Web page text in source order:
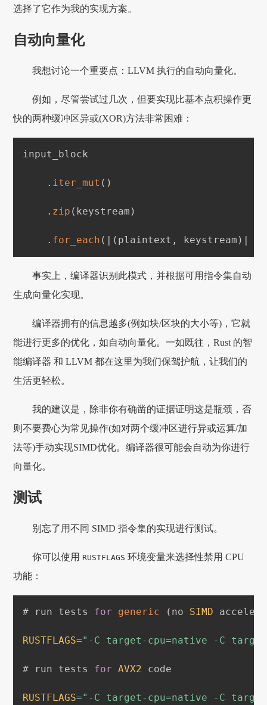
选择了它作为我的实现方案。
自动向量化
我想讨论一个重要点：LLVM 执行的自动向量化。
例如，尽管尝试过几次，但要实现比基本点积操作更
快的两种缓冲区异或(XOR)方法非常困难：
input_block
. iter_mut ( )
. zip ( keystream )
. for_each ( | ( plaintext , keystream ) |
事实上，编译器识别此模式，并根据可用指令集自动
生成向量化实现。
编译器拥有的信息越多(例如块/区块的大小等)，它就
能进行更多的优化，如自动向量化。一如既往，Rust 的智
能编译器 和 LLVM 都在这里为我们保驾护航，让我们的
生活更轻松。
我的建议是，除非你有确凿的证据证明这是瓶颈，否
则不要费心为常见操作(如对两个缓冲区进行异或运算/加
法等)手动实现SIMD优化。编译器很可能会自动为你进行
向量化。
测试
别忘了用不同 SIMD 指令集的实现进行测试。
你可以使用 RUSTFLAGS 环境变量来选择性禁用 CPU
功能：
# run tests for generic ( no SIMD
RUSTFLAGS="-C target-cpu=native -C
# run tests for AVX2 code
RUSTFLAGS="-C target-cpu=native -C